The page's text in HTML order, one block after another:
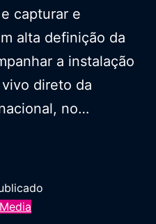
capturar e
alta definição da
a instalação
direto da
no…